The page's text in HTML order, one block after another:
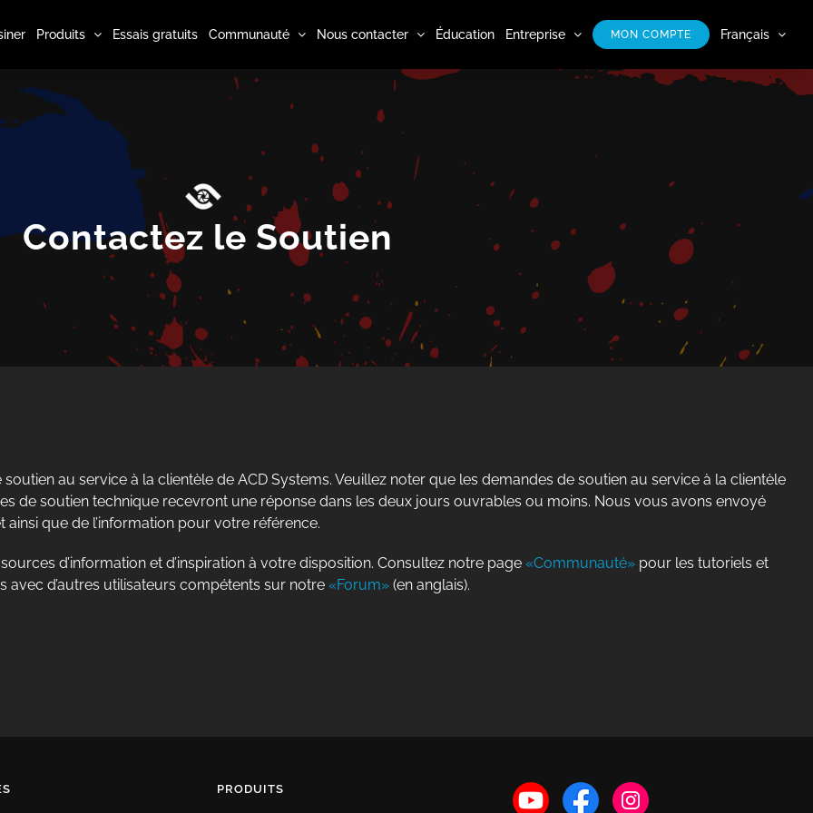
Produits Essais gratuits Communauté Nous contacter Éducation Entreprise MON COMPTE Français
Contactez le Soutien
au service à la clientèle de ACD Systems. Veuillez noter que les demandes de soutien au service à la clientèle
de soutien technique recevront une réponse dans les deux jours ouvrables ou moins. Nous vous avons envoyé
que de l’information pour votre référence.
d’information et d’inspiration à votre disposition. Consultez notre page «Communauté» pour les tutoriels et
avec d’autres utilisateurs compétents sur notre «Forum» (en anglais).
PRODUITS